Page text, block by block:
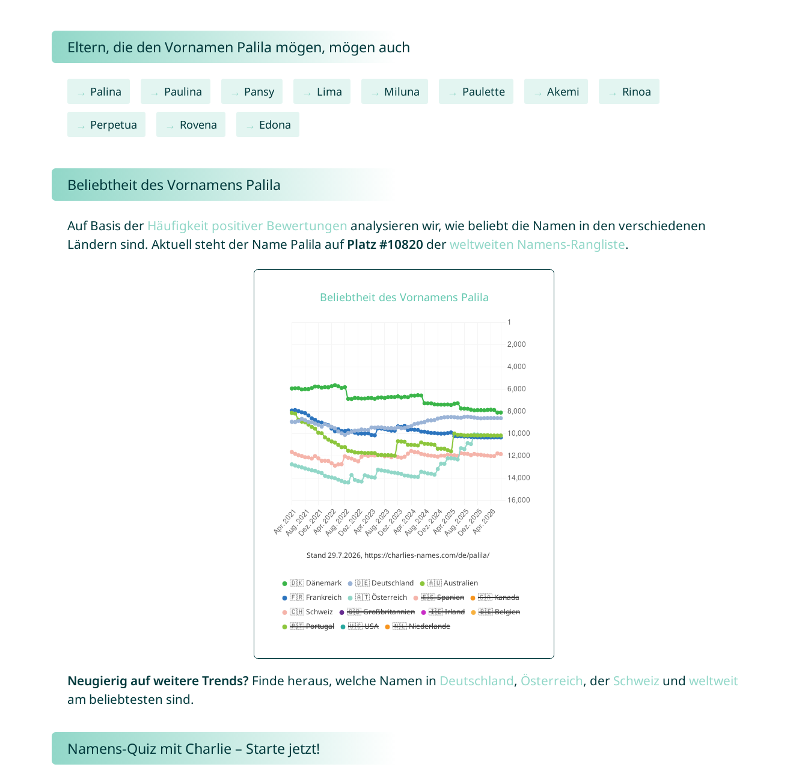
Eltern, die den Vornamen Palila mögen, mögen auch
Palina Paulina Pansy Lima Miluna Paulette Akemi Rinoa
Perpetua Rovena Edona
Beliebtheit des Vornamens Palila
Auf Basis der Häufigkeit positiver Bewertungen analysieren wir, wie beliebt die Namen in den verschiedenen
Ländern sind. Aktuell steht der Name Palila auf Platz #10820 derweltweiten Namens-Rangliste.
Neugierig auf weitere Trends? Finde heraus, welche Namen in Deutschland, Österreich, der Schweiz und weltweit
am beliebtesten sind.
Namens-Quiz mit Charlie – Starte jetzt!